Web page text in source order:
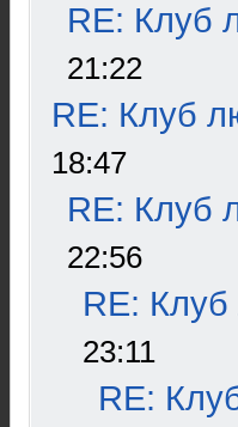
RE: Клуб
21:22
RE: Клуб
18:47
RE: Клуб
22:56
RE:
23:11
RE: